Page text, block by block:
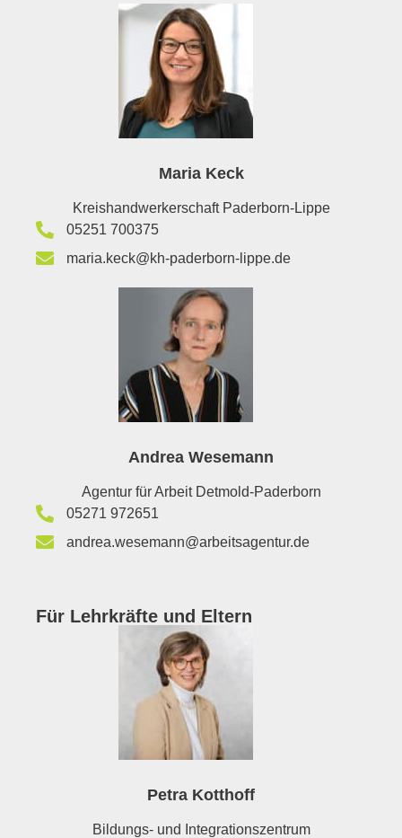
Maria Keck
Kreishandwerkerschaft Paderborn-Lippe
05251 700375
maria.keck@kh-paderborn-lippe.de
Andrea Wesemann
Agentur für Arbeit Detmold-Paderborn
05271 972651
andrea.wesemann@arbeitsagentur.de
Für Lehrkräfte und Eltern
Petra Kotthoff
Bildungs- und Integrationszentrum